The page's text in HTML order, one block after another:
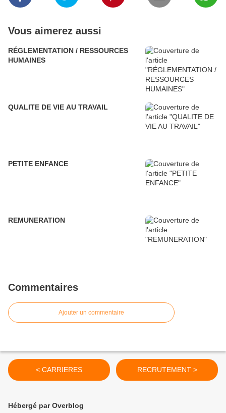
Vous aimerez aussi
RÉGLEMENTATION / RESSOURCES
HUMAINES
QUALITE DE VIE AU TRAVAIL
PETITE ENFANCE
REMUNERATION
Commentaires
Ajouter un commentaire
< CARRIERES RECRUTEMENT >
Hébergé par Overblog